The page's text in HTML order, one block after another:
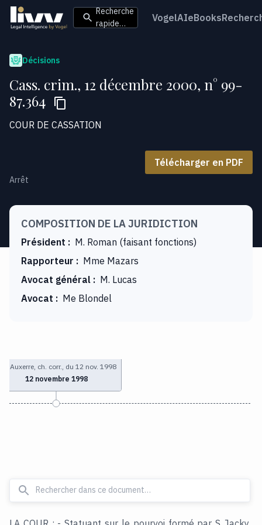
Recherche
rapide…
VogelAIeBooks
Décisions
Cass. crim., 12 décembre 2000, n° 99-
87.364
COUR DE CASSATION
Télécharger en PDF
Arrêt
COMPOSITION DE LA JURIDICTION
Président : M. Roman (faisant fonctions)
Rapporteur : Mme Mazars
Avocat général : M. Lucas
Avocat : Me Blondel
Auxerre, ch. corr., du 12 nov. 1998
12 novembre 1998